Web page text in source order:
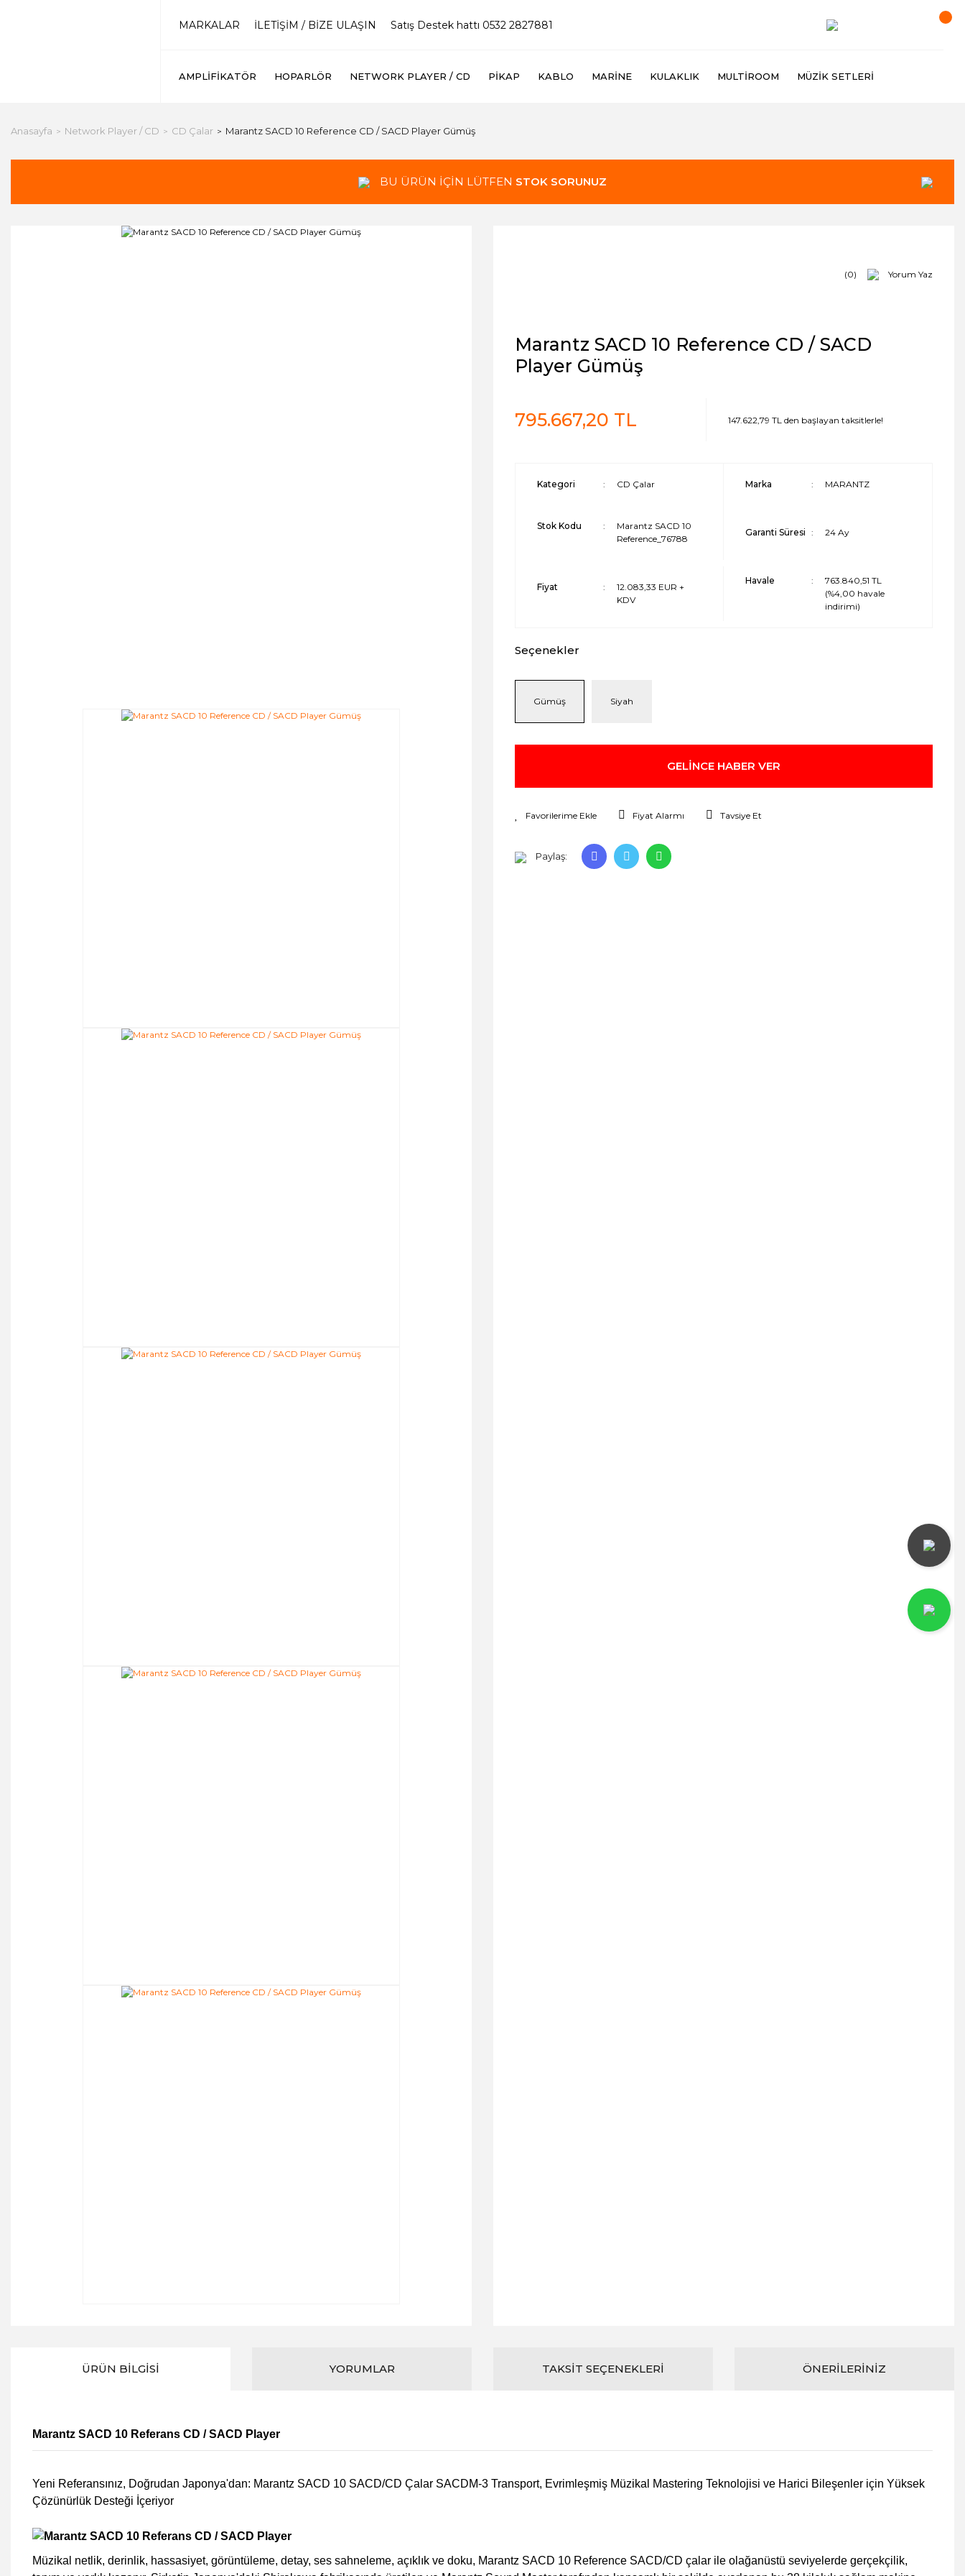
MARKALAR İLETİŞİM / BİZE ULAŞIN Satış Destek hattı 0532 2827881
AMPLIFIKATÖR HOPARLÖR NETWORK PLAYER / CD PIKAP KABLO MARINE KULAKLIK MULTIROOM MÜZIK SETLERI
Anasayfa Network Player / CD CD Çalar Marantz SACD 10 Reference CD / SACD Player Gümüş
BU ÜRÜN İÇİN LÜTFEN STOK SORUNUZ
(0) Yorum Yaz
Marantz SACD 10 Reference CD / SACD
Player Gümüş
795.667,20 TL 147.622,79 TL den başlayan taksitlerle!
Kategori CD Çalar Marka MARANTZ
Stok Kodu
Marantz SACD 10
Reference_76788
Garanti Süresi 24 Ay
Fiyat
12.083,33 EUR +
KDV
Havale
763.840,51 TL
(%4,00 havale
indirimi)
Seçenekler
Gümüş Siyah
GELİNCE HABER VER
Fiyat Alarmı Tavsiye Et
Paylaş:
ÜRÜN BILGISI YORUMLAR TAKSIT SEÇENEKLERI ÖNERILERINIZ
Marantz SACD 10 Referans CD / SACD Player
Yeni Referansınız, Doğrudan Japonya'dan: Marantz SACD 10 SACD/CD Çalar SACDM-3 Transport, Evrimleşmiş Müzikal Mastering Teknolojisi ve Harici Bileşenler için Yüksek
Çözünürlük Desteği İçeriyor
Müzikal netlik, derinlik, hassasiyet, görüntüleme, detay, ses sahneleme, açıklık ve doku, Marantz SACD 10 Reference SACD/CD çalar ile olağanüstü seviyelerde gerçekçilik,